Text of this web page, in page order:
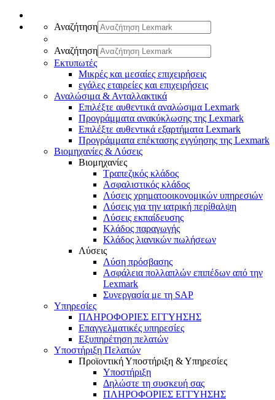
Αναζήτηση
Αναζήτηση
Εκτυπωτές
Μικρές και μεσαίες επιχειρήσεις
εγάλες εταιρείες και επιχειρήσεις
Αναλώσιμα & Ανταλλακτικά
Επιλέξτε αυθεντικά αναλώσιμα Lexmark
Προγράμματα ανακύκλωσης της Lexmark
Επιλέξτε αυθεντικά εξαρτήματα Lexmark
Προγράμματα επέκτασης εγγύησης της Lexmark
Βιομηχανίες & Λύσεις
Βιομηχανίες
Τραπεζικός κλάδος
Ασφαλιστικός κλάδος
Λύσεις χρηματοοικονομικών υπηρεσιών
Λύσεις για την ιατρική περίθαλψη
Λύσεις εκπαίδευσης
Κλάδος παραγωγής
Κλάδος λιανικών πωλήσεων
Λύσεις
Λύση πρόσβασης
Ασφάλεια πολλαπλών επιπέδων από την
Lexmark
Συνεργασία με τη SAP
Υπηρεσίες
ΠΛΗΡΟΦΟΡΙΕΣ ΕΓΓΥΗΣΗΣ
Επαγγελματικές υπηρεσίες
Εξυπηρέτηση πελατών
Υποστήριξη Πελατών
Προϊοντική Υποστήριξη & Υπηρεσίες
Υποστήριξη
Δηλώστε τη συσκευή σας
ΠΛΗΡΟΦΟΡΙΕΣ ΕΓΓΥΗΣΗΣ